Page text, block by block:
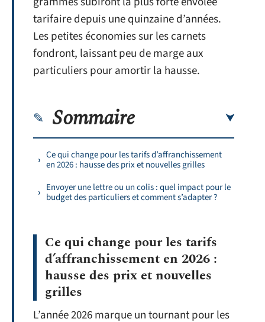
tarifaire depuis une quinzaine d’années.
Les petites économies sur les carnets
fondront, laissant peu de marge aux
particuliers pour amortir la hausse.
Sommaire
Ce qui change pour les tarifs d’affranchissement
en 2026 : hausse des prix et nouvelles grilles
Envoyer une lettre ou un colis : quel impact pour le
budget des particuliers et comment s’adapter ?
Ce qui change pour les tarifs
d’affranchissement en 2026 :
hausse des prix et nouvelles
grilles
L’année 2026 marque un tournant pour les